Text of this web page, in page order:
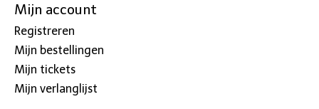
Mijn account
Registreren
Mijn bestellingen
Mijn tickets
Mijn verlanglijst